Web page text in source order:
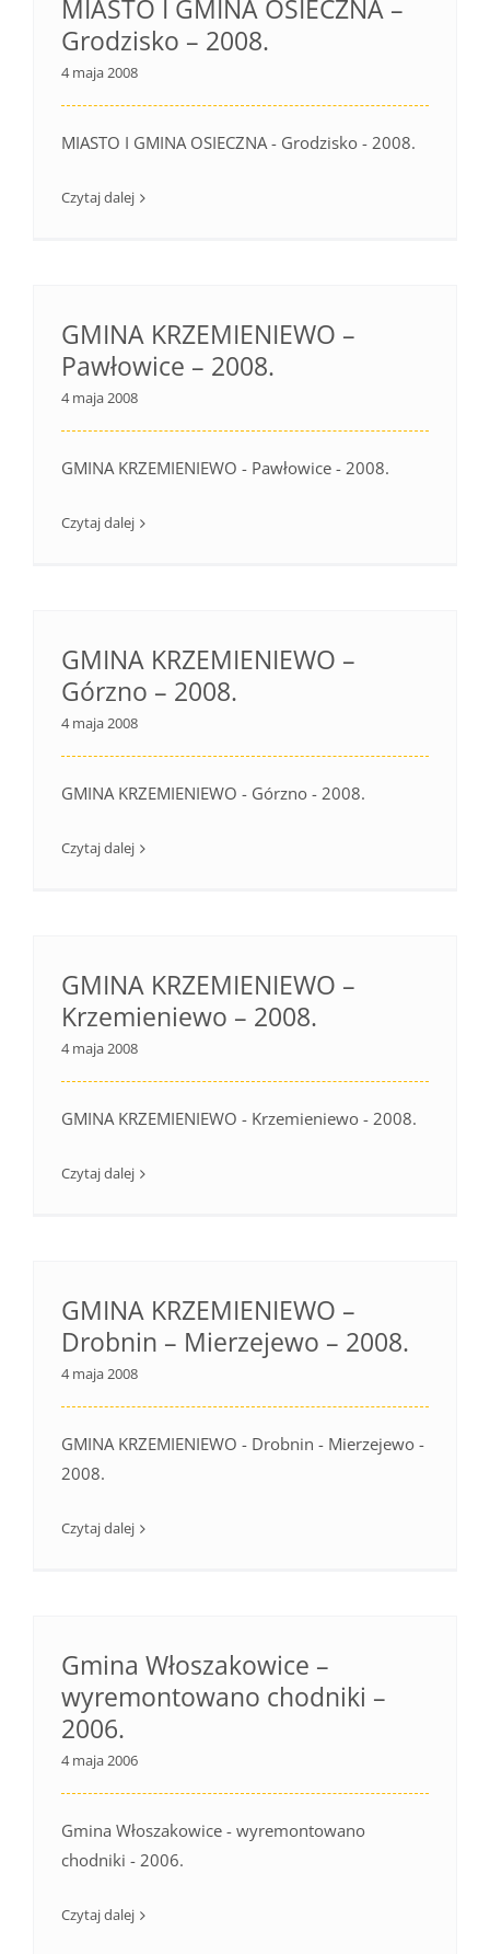
MIASTO I GMINA OSIECZNA –
Grodzisko – 2008.
4 maja 2008
MIASTO I GMINA OSIECZNA - Grodzisko - 2008.
Czytaj dalej
GMINA KRZEMIENIEWO –
Pawłowice – 2008.
4 maja 2008
GMINA KRZEMIENIEWO - Pawłowice - 2008.
Czytaj dalej
GMINA KRZEMIENIEWO –
Górzno – 2008.
4 maja 2008
GMINA KRZEMIENIEWO - Górzno - 2008.
Czytaj dalej
GMINA KRZEMIENIEWO –
Krzemieniewo – 2008.
4 maja 2008
GMINA KRZEMIENIEWO - Krzemieniewo - 2008.
Czytaj dalej
GMINA KRZEMIENIEWO –
Drobnin – Mierzejewo – 2008.
4 maja 2008
GMINA KRZEMIENIEWO - Drobnin - Mierzejewo -
2008.
Czytaj dalej
Gmina Włoszakowice –
wyremontowano chodniki –
2006.
4 maja 2006
Gmina Włoszakowice - wyremontowano
chodniki - 2006.
Czytaj dalej